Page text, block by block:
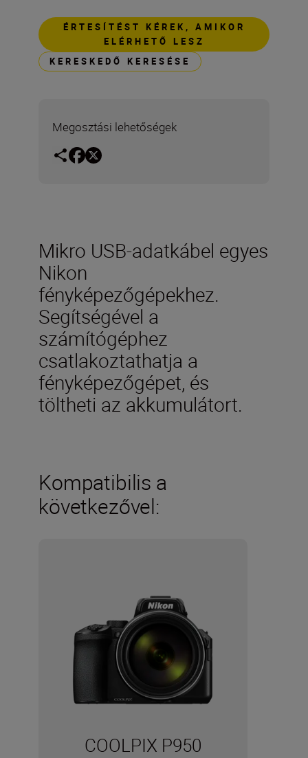
ÉRTESÍTÉST KÉREK, AMIKOR
ELÉRHETŐ LESZ
KERESKEDŐ KERESÉSE
Megosztási lehetőségek
Mikro USB-adatkábel egyes
Nikon
fényképezőgépekhez.
Segítségével a
számítógéphez
csatlakoztathatja a
fényképezőgépet, és
töltheti az akkumulátort.
Kompatibilis a
következővel:
COOLPIX P950